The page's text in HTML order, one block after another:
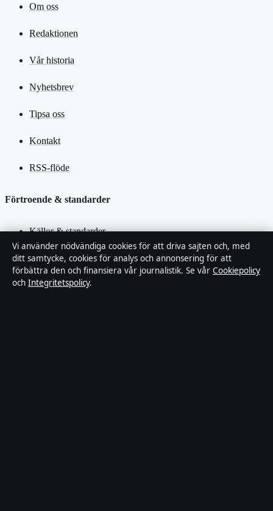
Om oss
Redaktionen
Vår historia
Nyhetsbrev
Tipsa oss
Kontakt
RSS-flöde
Förtroende & standarder
Källor & standarder
Redaktionell policy
Rättelsepolicy
Vi använder nödvändiga cookies för att driva sajten och, med
ditt samtycke, cookies för analys och annonsering för att
förbättra den och finansiera vår journalistik. Se vår Cookiepolicy
och Integritetspolicy.